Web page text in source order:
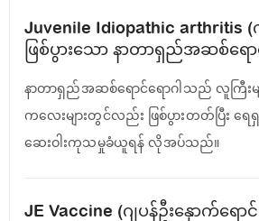
Juvenile Idiopathic arthritis
ဖြစ်ပွားသော နာတာရှည်အဆစ်ရော
နာတာရှည်အဆစ်ရောင်ရောဂါသည် လူကြီး
ကလေးများတွင်လည်း ဖြစ်ပွားတတ်ပြီး ‌‌ရ
ဆေးဝါးကုသမှုခံယူရန် လိုအပ်သည်။
JE Vaccine (ဂျပန်ဦးနှောက်ရောင်